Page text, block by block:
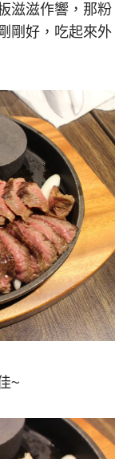
滋滋作響，那粉
剛好，吃起來外
~